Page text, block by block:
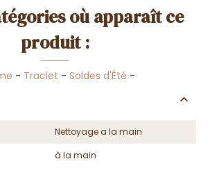
où apparaît ce
produit :
- Traclet - Soldes d'Été -
Nettoyage a la main
à la main